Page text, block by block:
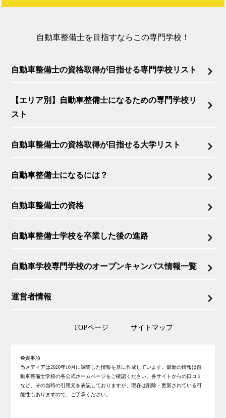
自動車整備士を目指すならこの専門学校！
自動車整備士の資格取得が目指せる専門学校リスト
【エリア別】自動車整備士になるための専門学校リ
スト
自動車整備士の資格取得が目指せる大学リスト
自動車整備士になるには？
自動車整備士の資格
自動車整備士学校を卒業した後の進路
自動車学校専門学校のオープンキャンパス情報一覧
運営者情報
TOPページ サイトマップ
免責事項
当メディアは2020年10月に調査した情報を基に作成しています。最新の情報は自
動車整備士学校の各公式ホームページをご確認ください。各サイトからの口コミ
など、その当時の引用元を表記しておりますが、現在は削除・更新されている可
能性もありますので、ご了承ください。